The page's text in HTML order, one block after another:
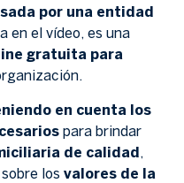
por una entidad
en el vídeo, es una
gratuita para
en cuenta los
para brindar
de calidad ,
los valores de la